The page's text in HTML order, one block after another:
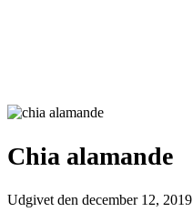
Chia alamande
Udgivet den december 12, 2019